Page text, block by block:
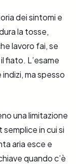
dei sintomi e
la tosse,
lavoro fai, se
fiato. L’esame
ma spesso
una limitazione
semplice in cui si
aria esce e
quando c’è